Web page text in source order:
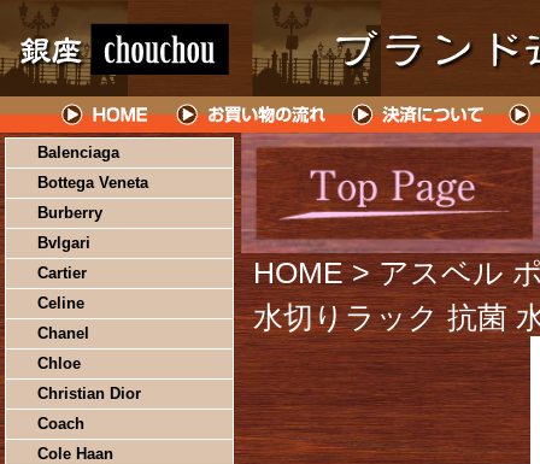
Balenciaga
Bottega Veneta
Burberry
Bvlgari
Cartier
Celine
Chanel
Chloe
Christian Dior
Coach
Cole Haan
HOME > アスベル
水切りラック 抗菌